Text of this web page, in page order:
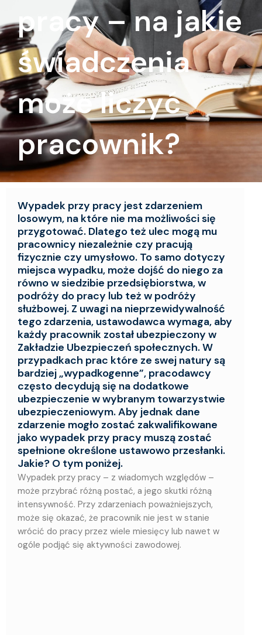
pracy – na jakie
świadczenia
może liczyć
pracownik?
Wypadek przy pracy jest zdarzeniem
losowym, na które nie ma możliwości się
przygotować. Dlatego też ulec mogą mu
pracownicy niezależnie czy pracują
fizycznie czy umysłowo. To samo dotyczy
miejsca wypadku, może dojść do niego za
równo w siedzibie przedsiębiorstwa, w
podróży do pracy lub też w podróży
służbowej. Z uwagi na nieprzewidywalność
tego zdarzenia, ustawodawca wymaga, aby
każdy pracownik został ubezpieczony w
Zakładzie Ubezpieczeń społecznych. W
przypadkach prac które ze swej natury są
bardziej „wypadkogenne”, pracodawcy
często decydują się na dodatkowe
ubezpieczenie w wybranym towarzystwie
ubezpieczeniowym. Aby jednak dane
zdarzenie mogło zostać zakwalifikowane
jako wypadek przy pracy muszą zostać
spełnione określone ustawowo przesłanki.
Jakie? O tym poniżej.
Wypadek przy pracy – z wiadomych względów –
może przybrać różną postać, a jego skutki różną
intensywność. Przy zdarzeniach poważniejszych,
może się okazać, że pracownik nie jest w stanie
wrócić do pracy przez wiele miesięcy lub nawet w
ogóle podjąć się aktywności zawodowej.